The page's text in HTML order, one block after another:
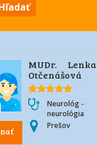
MUDr. Lenka
Otčenášová
Neurológ -
neurológia
Prešov